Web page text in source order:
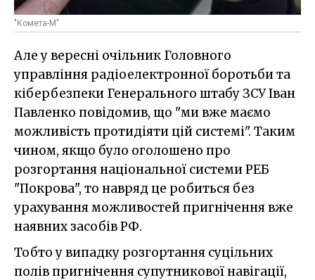
"Комета-М"
Але у вересні очільник Головного
управління радіоелектронної боротьби та
кібербезпеки Генерального штабу ЗСУ Іван
Павленко повідомив, що "ми вже маємо
можливість протидіяти цій системі". Таким
чином, якщо було оголошено про
розгортання національної системи РЕБ
"Покрова", то навряд це робиться без
урахування можливостей пригнічення вже
наявних засобів РФ.
Тобто у випадку розгортання суцільних
полів пригнічення супутникової навігації,